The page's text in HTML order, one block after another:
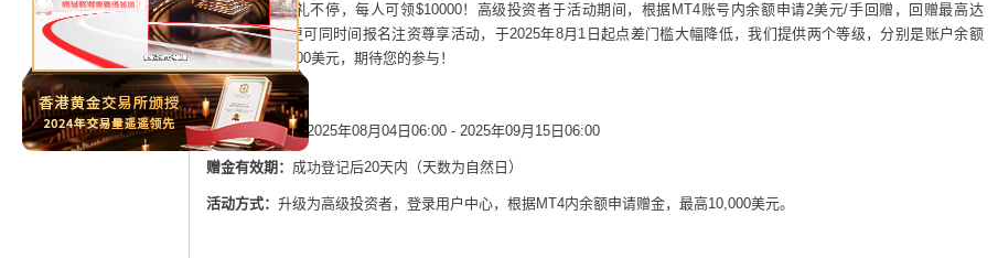
周年庆典，好礼不停，每人可领$10000！高级投资者于活动期间，根据 MT4账号内余额申请2美元/手回赠，回赠最高达
10000美元，更可同时间报名注资尊享活动，于2025年8月 1 日起点差门槛大幅降低，我们提供两个等级，分别是账户余额
1000美元及 3000美元，期待您的参与！
赠金申请时间：2025年08月 04日 06:00 - 2025年09月 15日 06:00
赠金有效期： 成功登记后20天内（天数为自然日）
活动方式： 升级为高级投资者，登录用户中心，根据MT4内余额申请赠金，最高10,000美元。